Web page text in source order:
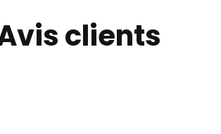
clients